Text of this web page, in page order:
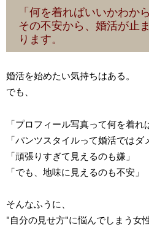
「何を着ればいいかわか
その不安から、婚活が止
ります。
婚活を始めたい気持ちはある。
でも、
「プロフィール写真って何を着れ
「パンツスタイルって婚活ではダ
「頑張りすぎて見えるのも嫌」
「でも、地味に見えるのも不安」
そんなふうに、
"自分の見せ方"に悩んでしまう女